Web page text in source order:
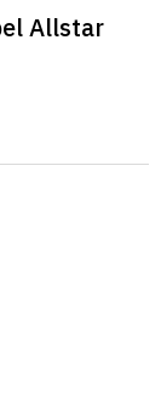
Allstar